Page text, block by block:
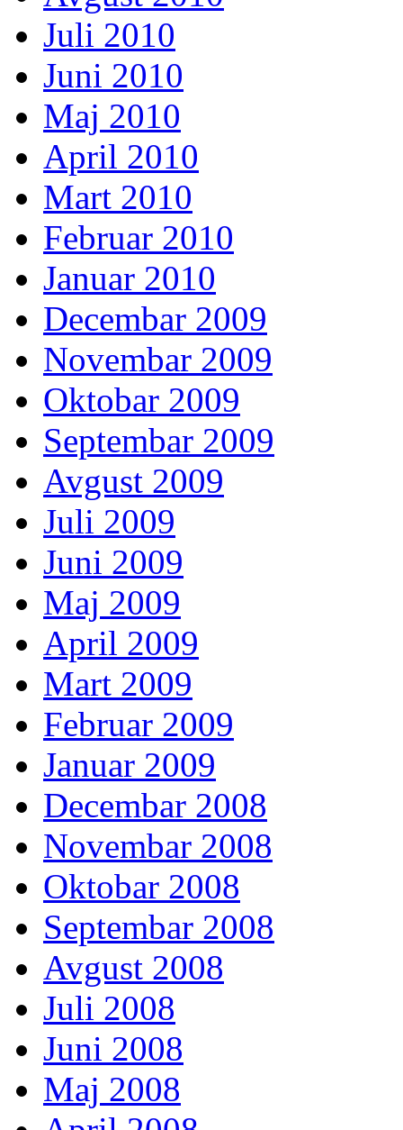
Juli 2010
Juni 2010
Maj 2010
April 2010
Mart 2010
Februar 2010
Januar 2010
Decembar 2009
Novembar 2009
Oktobar 2009
Septembar 2009
Avgust 2009
Juli 2009
Juni 2009
Maj 2009
April 2009
Mart 2009
Februar 2009
Januar 2009
Decembar 2008
Novembar 2008
Oktobar 2008
Septembar 2008
Avgust 2008
Juli 2008
Juni 2008
Maj 2008